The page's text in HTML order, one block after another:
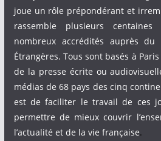
joue un rôle prépondérant et
rassemble plusieurs
nombreux accrédités auprès
Étrangères. Tous sont basés à
de la presse écrite ou
médias de 68 pays des cinq
est de faciliter le travail de ces
permettre de mieux couvrir
l’actualité et de la vie française.